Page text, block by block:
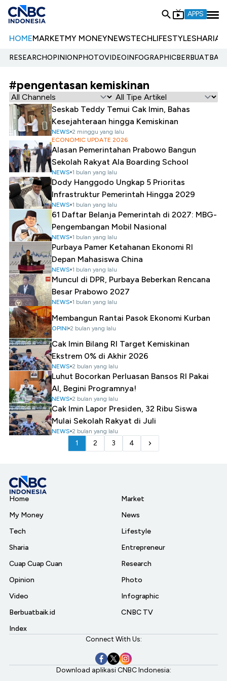
APPS
HOMEMARKETMY MONEYNEWSTECHLIFESTYLESHARIA
RESEARCHOPINIONPHOTOVIDEOINFOGRAPHIC
#pengentasan kemiskinan
Seskab Teddy Temui Cak Imin, Bahas
Kesejahteraan hingga Kemiskinan
NEWS 2 minggu yang lalu
ECONOMIC UPDATE 2026
Alasan Pemerintahan Prabowo Bangun
Sekolah Rakyat Ala Boarding School
NEWS 1 bulan yang lalu
Dody Hanggodo Ungkap 5 Prioritas
Infrastruktur Pemerintah Hingga 2029
NEWS 1 bulan yang lalu
61 Daftar Belanja Pemerintah di 2027: MBG-
Pengembangan Mobil Nasional
NEWS 1 bulan yang lalu
Purbaya Pamer Ketahanan Ekonomi RI
Depan Mahasiswa China
NEWS 1 bulan yang lalu
Muncul di DPR, Purbaya Beberkan Rencana
Besar Prabowo 2027
NEWS 1 bulan yang lalu
Membangun Rantai Pasok Ekonomi Kurban
OPINI 2 bulan yang lalu
Cak Imin Bilang RI Target Kemiskinan
Ekstrem 0% di Akhir 2026
NEWS 2 bulan yang lalu
Luhut Bocorkan Perluasan Bansos RI Pakai
AI, Begini Programnya!
NEWS 2 bulan yang lalu
Cak Imin Lapor Presiden, 32 Ribu Siswa
Mulai Sekolah Rakyat di Juli
NEWS 2 bulan yang lalu
1 2 3 4
Home
My Money
Tech
Sharia
Cuap Cuap Cuan
Opinion
Video
Berbuatbaik.id
Index
Market
News
Lifestyle
Entrepreneur
Research
Photo
Infographic
CNBC TV
Connect With Us:
Download aplikasi CNBC Indonesia: